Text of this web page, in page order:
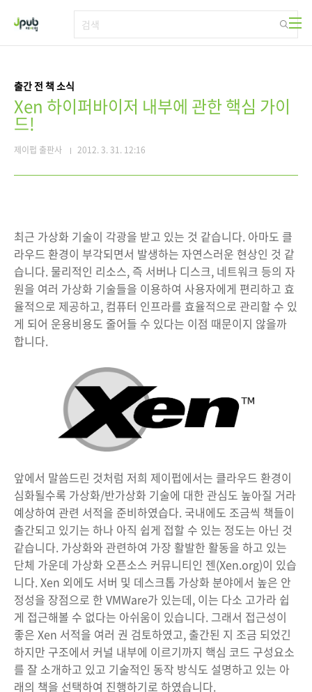
출간 전 책 소식
Xen 하이퍼바이저 내부에 관한 핵심 가이
드!
제이펍 출판사 2012. 3. 31. 12:16
최근 가상화 기술이 각광을 받고 있는 것 같습니다. 아마도 클
라우드 환경이 부각되면서 발생하는 자연스러운 현상인 것 같
습니다. 물리적인 리소스, 즉 서버나 디스크, 네트워크 등의 자
원을 여러 가상화 기술들을 이용하여 사용자에게 편리하고 효
율적으로 제공하고, 컴퓨터 인프라를 효율적으로 관리할 수 있
게 되어 운용비용도 줄어들 수 있다는 이점 때문이지 않을까
합니다.
앞에서 말씀드린 것처럼 저희 제이펍에서는 클라우드 환경이
심화될수록 가상화/반가상화 기술에 대한 관심도 높아질 거라
예상하여 관련 서적을 준비하였습다. 국내에도 조금씩 책들이
출간되고 있기는 하나 아직 쉽게 접할 수 있는 정도는 아닌 것
같습니다. 가상화와 관련하여 가장 활발한 활동을 하고 있는
단체 가운데 가상화 오픈소스 커뮤니티인 젠(Xen.org)이 있습
니다. Xen 외에도 서버 및 데스크톱 가상화 분야에서 높은 안
정성을 장점으로 한 VMWare가 있는데, 이는 다소 고가라 쉽
게 접근해볼 수 없다는 아쉬움이 있습니다. 그래서 접근성이
좋은 Xen 서적을 여러 권 검토하였고, 출간된 지 조금 되었긴
하지만 구조에서 커널 내부에 이르기까지 핵심 코드 구성요소
를 잘 소개하고 있고 기술적인 동작 방식도 설명하고 있는 아
래의 책을 선택하여 진행하기로 하였습니다.